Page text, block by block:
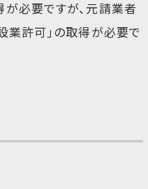
必要ですが、元請業者
業許可」の取得が必要で